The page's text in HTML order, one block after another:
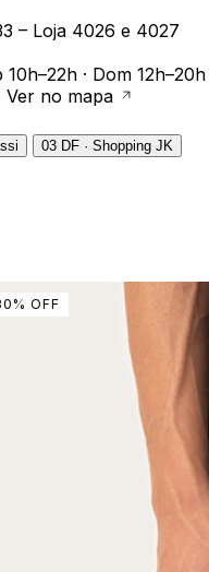
– Loja 4026 e 4027
10h–22h · Dom 12h–20h
Ver no mapa
03 DF · Shopping JK
% OFF